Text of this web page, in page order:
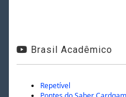
Brasil Acadêmico
Repetível